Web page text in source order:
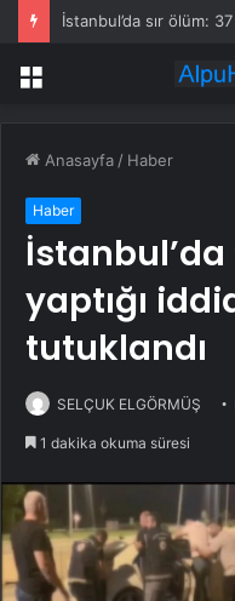
Menü
Anasayfa / Haber
Haber
İstanbul’da
yaptığı
tutuklandı
SELÇUK ELGÖRMÜŞ
1 dakika okuma süresi